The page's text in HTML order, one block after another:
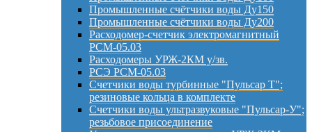
Промышленные счётчики воды Ду150
Промышленные счётчики воды Ду200
Расходомер-счетчик электромагнитный
РСМ-05.03
Расходомеры УРЖ-2КМ у/зв.
РСЭ РСМ-05.03
Счетчики воды турбинные "Пульсар Т";
резиновые кольца в комплекте
Счетчики воды ультразвуковые "Пульсар-У";
резьбовое присоединение